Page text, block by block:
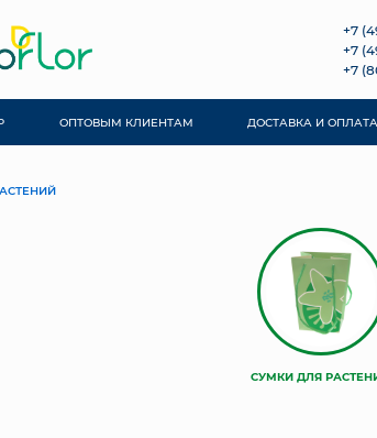
+7
+7
+7
ОПТОВЫМ КЛИЕНТАМ ДОСТАВКА И ОПЛАТА
СУМКИ ДЛЯ